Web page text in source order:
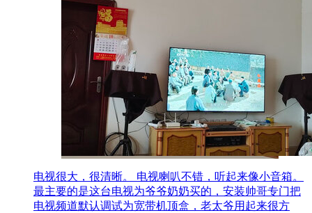
电视很大，很清晰。 电视喇叭不错，听起来像小音箱。
最主要的是这台电视为爷爷奶奶买的，安装帅哥专门把
电视频道默认调试为宽带机顶盒，老太爷用起来很方